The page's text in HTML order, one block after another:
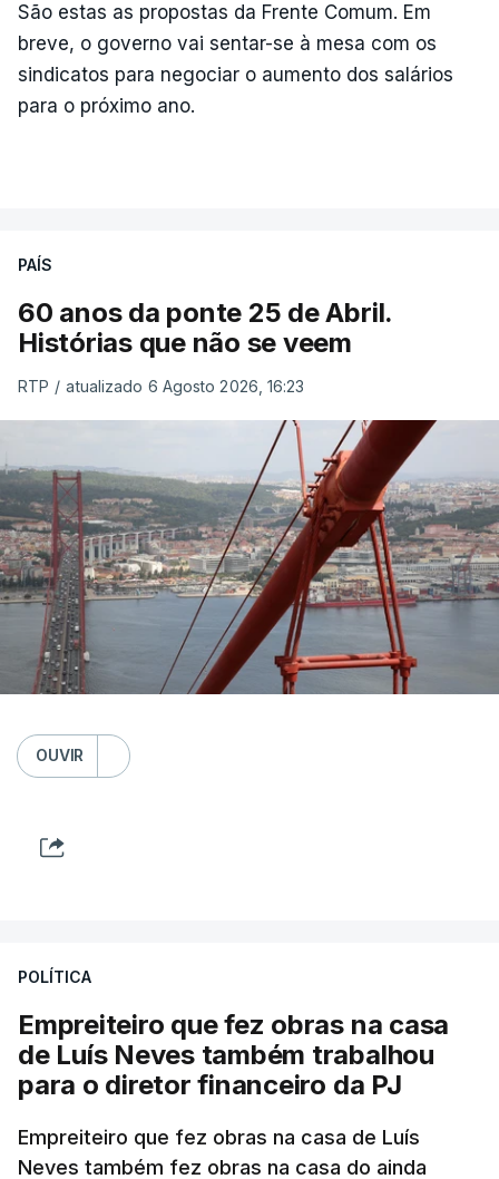
São estas as propostas da Frente Comum. Em
breve, o governo vai sentar-se à mesa com os
sindicatos para negociar o aumento dos salários
para o próximo ano.
PAÍS
60 anos da ponte 25 de Abril.
Histórias que não se veem
RTP / atualizado 6 Agosto 2026, 16:23
OUVIR
POLÍTICA
Empreiteiro que fez obras na casa
de Luís Neves também trabalhou
para o diretor financeiro da PJ
Empreiteiro que fez obras na casa de Luís
Neves também fez obras na casa do ainda